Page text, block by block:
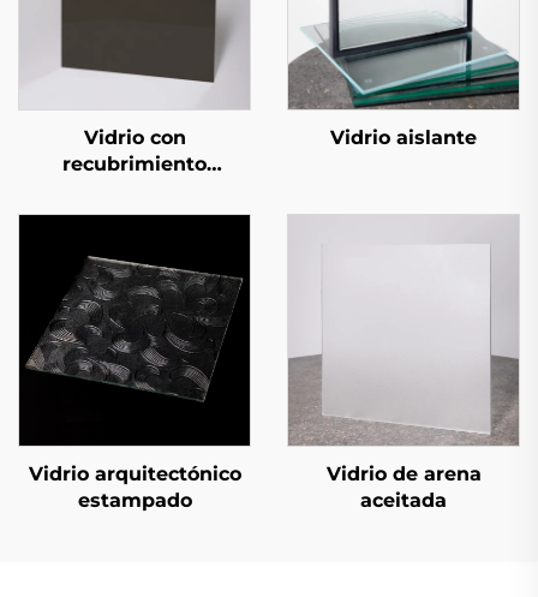
Vidrio con
recubrimiento
(vidrio reflectante con
Vidrio aislante
Vidrio arquitectónico
estampado
Vidrio de arena
aceitada